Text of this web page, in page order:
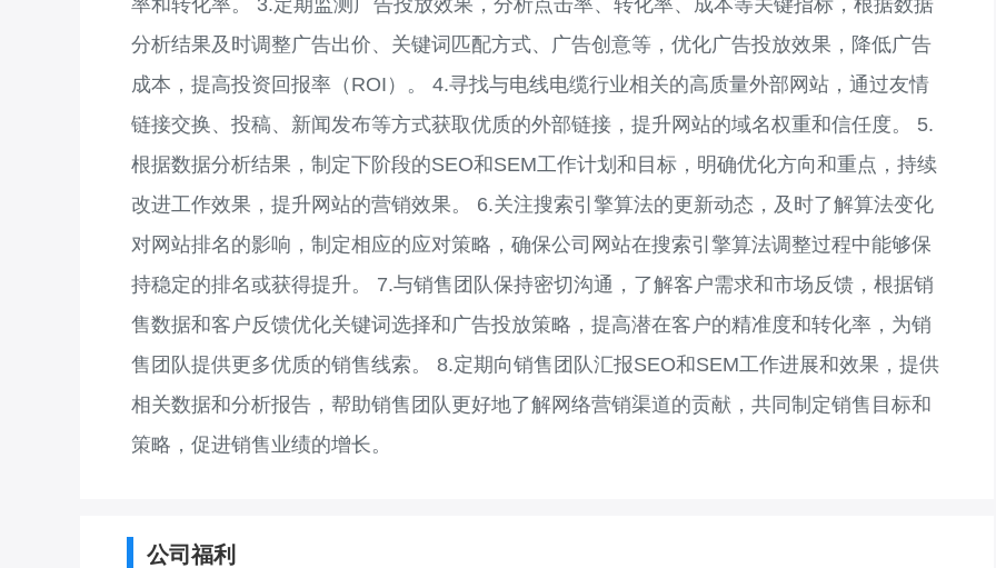
率和转化率。 3.定期监测广告投放效果，分析点击率、转化率、成本等关键指标，根据数据
分析结果及时调整广告出价、关键词匹配方式、广告创意等，优化广告投放效果，降低广告
成本，提高投资回报率（ROI）。 4.寻找与电线电缆行业相关的高质量外部网站，通过友情
链接交换、投稿、新闻发布等方式获取优质的外部链接，提升网站的域名权重和信任度。 5.
根据数据分析结果，制定下阶段的SEO和SEM工作计划和目标，明确优化方向和重点，持续
改进工作效果，提升网站的营销效果。 6.关注搜索引擎算法的更新动态，及时了解算法变化
对网站排名的影响，制定相应的应对策略，确保公司网站在搜索引擎算法调整过程中能够保
持稳定的排名或获得提升。 7.与销售团队保持密切沟通，了解客户需求和市场反馈，根据销
售数据和客户反馈优化关键词选择和广告投放策略，提高潜在客户的精准度和转化率，为销
售团队提供更多优质的销售线索。 8.定期向销售团队汇报SEO和SEM工作进展和效果，提供
相关数据和分析报告，帮助销售团队更好地了解网络营销渠道的贡献，共同制定销售目标和
策略，促进销售业绩的增长。
公司福利